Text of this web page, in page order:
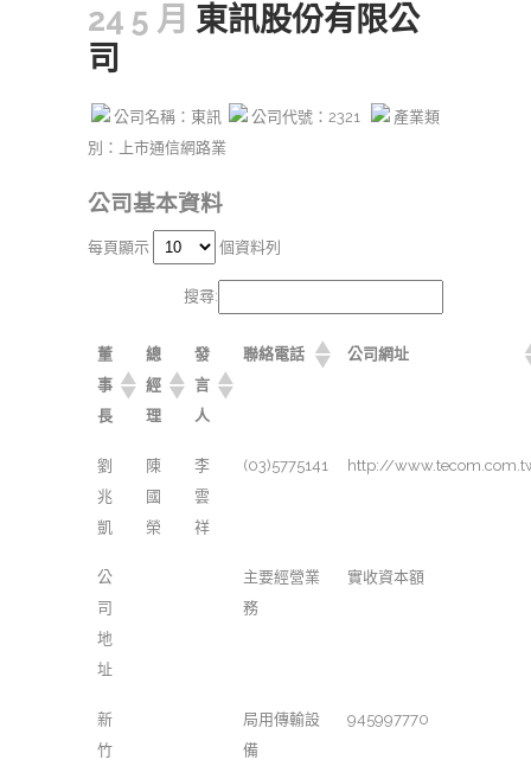
24 5 月 東訊股份有限公
司
公司名稱：東訊 公司代號：2321
產業類
別：上市通信網路業
公司基本資料
每頁顯示 個資料列
搜尋:
董
事
長
總
經
理
發
言
人
聯絡電話 公司網址
劉
兆
凱
陳
國
榮
李
雲
祥
(03)5775141 http://
公
司
地
址
主要經營業
務
實收資本額
新
竹
局用傳輸設
備
945997770